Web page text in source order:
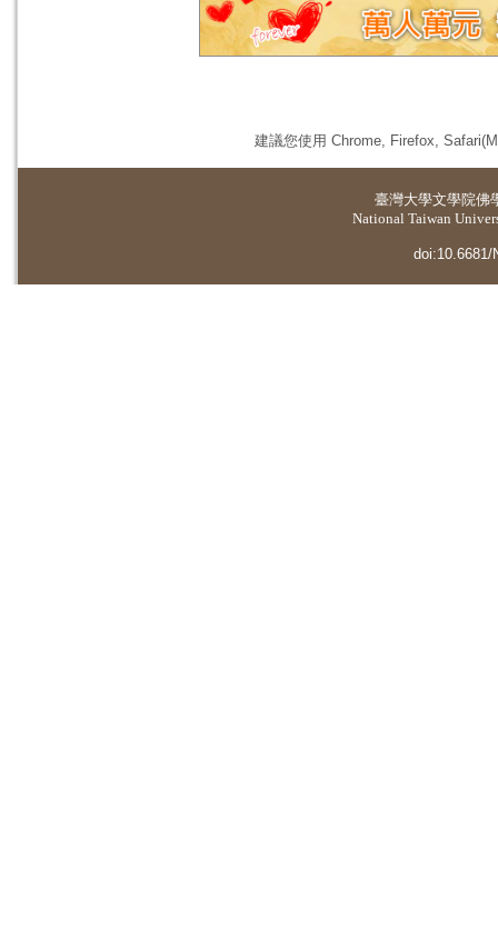
建議您使用 Chrome, Firefox,
臺灣大學文學院佛
National Taiwan
doi:10.6681/